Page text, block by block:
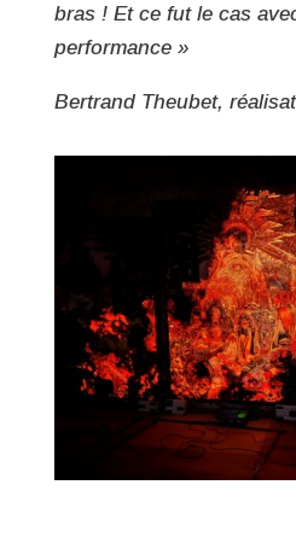
bras ! Et ce fut le cas
performance »
Bertrand Theubet,